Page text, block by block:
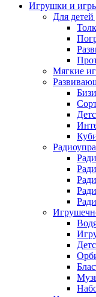
Игрушки и
Для детей
Мягкие